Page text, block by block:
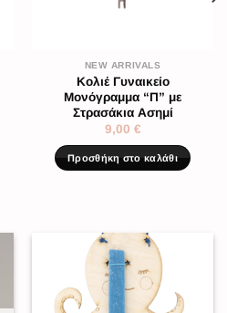
NEW ARRIVALS
Κολιέ Γυναικείο
Μονόγραμμα “Π” με
Στρασάκια Ασημί
9,00 €
Προσθήκη στο καλάθι